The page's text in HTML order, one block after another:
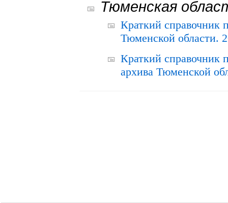
Тюменская
Краткий справочник
Тюменской области.
Краткий справочник
архива Тюменской